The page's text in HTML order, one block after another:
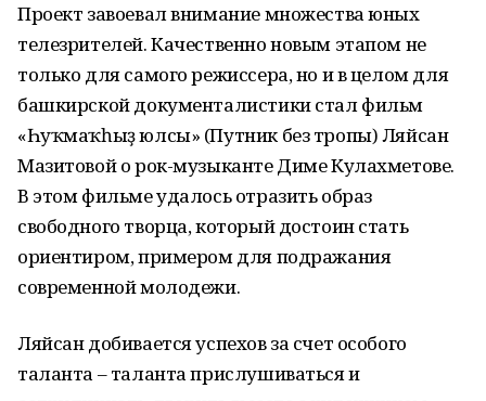
Проект завоевал внимание множества юных
телезрителей. Качественно новым этапом не
только для самого режиссера, но и в целом для
башкирской документалистики стал фильм
«Һуҡмаҡһыҙ юлсы» (Путник без тропы) Ляйсан
Мазитовой о рок-музыканте Диме Кулахметове.
В этом фильме удалось отразить образ
свободного творца, который достоин стать
ориентиром, примером для подражания
современной молодежи.
Ляйсан добивается успехов за счет особого
таланта – таланта прислушиваться и